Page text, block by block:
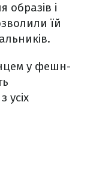
образів і
їй
у фешн-
усіх